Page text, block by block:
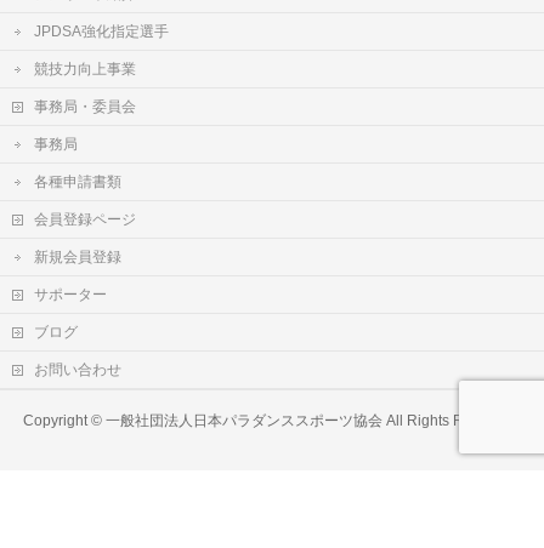
JPDSA強化指定選手
競技力向上事業
事務局・委員会
事務局
各種申請書類
会員登録ページ
新規会員登録
サポーター
ブログ
お問い合わせ
Copyright © 一般社団法人日本パラダンススポーツ協会All Rights Reserved.